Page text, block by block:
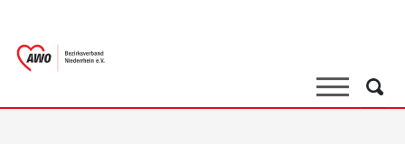
SucheSuche